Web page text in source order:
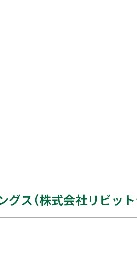
ス（株式会社リビット